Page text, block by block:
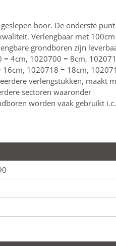
boor. De onderste
Verlengbaar met 100cm
grondboren zijn
4cm, 1020700 = 8cm,
1020718 = 18cm,
verlengstukken, maakt
sectoren waaronder
worden vaak gebruikt